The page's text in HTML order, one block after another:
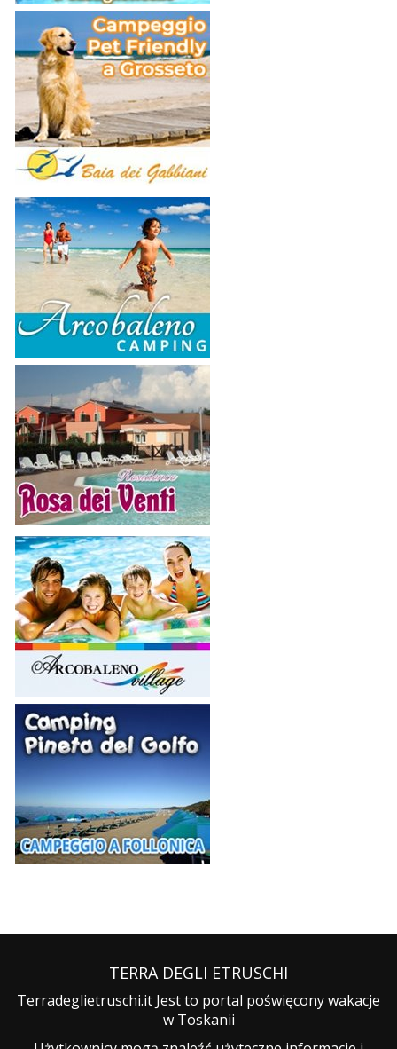
TERRA DEGLI ETRUSCHI
Terradeglietruschi.it Jest to portal poświęcony wakacje
w Toskanii